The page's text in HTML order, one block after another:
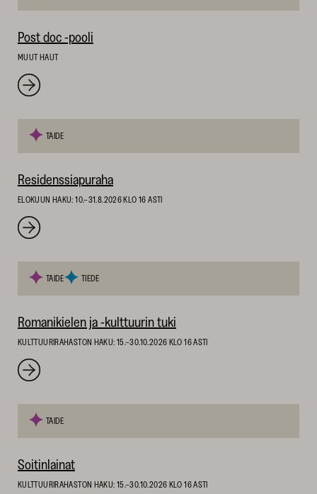
Post doc -pooli
MUUT HAUT
TAIDE
Residenssiapuraha
ELOKUUN HAKU: 10.–31.8.2026 KLO 16 ASTI
TAIDE TIEDE
Romanikielen ja -kulttuurin tuki
KULTTUURIRAHASTON HAKU: 15.–30.10.2026 KLO 16 ASTI
TAIDE
Soitinlainat
KULTTUURIRAHASTON HAKU: 15.–30.10.2026 KLO 16 ASTI